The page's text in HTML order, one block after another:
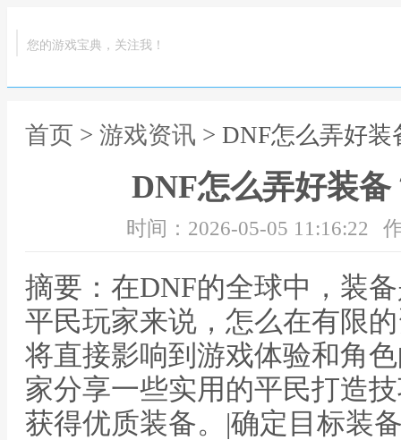
您的游戏宝典，关注我！
首页 > 游戏资讯 > DNF怎么弄好
DNF怎么弄好装
时间：2026-05-05 11:16:22
摘要：在DNF的全球中，装
平民玩家来说，怎么在有限
将直接影响到游戏体验和角
家分享一些实用的平民打造
获得优质装备。|确定目标装